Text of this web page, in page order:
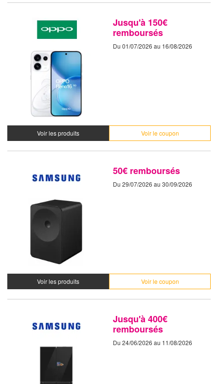
Jusqu'à 150€
remboursés
Du 01/07/2026 au 16/08/2026
Voir les produits Voir le coupon
50€ remboursés
Du 29/07/2026 au 30/09/2026
Voir les produits Voir le coupon
Jusqu'à 400€
remboursés
Du 24/06/2026 au 11/08/2026